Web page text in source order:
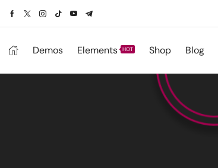
Demos Elements HOT Shop Blog